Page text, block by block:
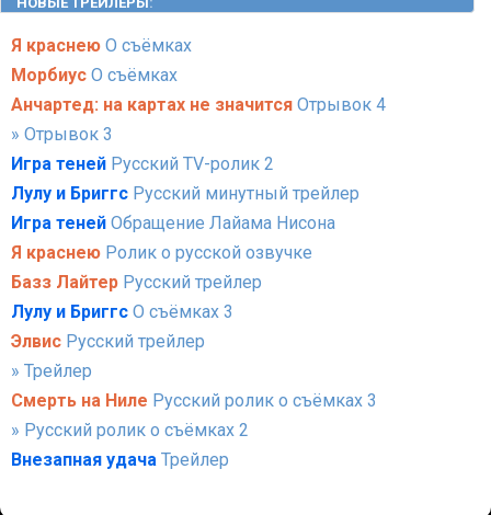
Я краснею О съёмках
Морбиус О съёмках
Анчартед: на картах не значится Отрывок 4
» Отрывок 3
Игра теней Русский TV-ролик 2
Лулу и Бриггс Русский минутный трейлер
Игра теней Обращение Лайама Нисона
Я краснею Ролик о русской озвучке
Базз Лайтер Русский трейлер
Лулу и Бриггс О съёмках 3
Элвис Русский трейлер
» Трейлер
Смерть на Ниле Русский ролик о съёмках 3
» Русский ролик о съёмках 2
Внезапная удача Трейлер